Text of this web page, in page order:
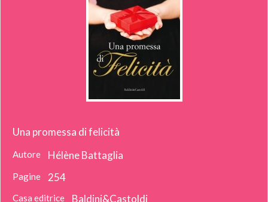
Una promessa di felicità
Autore Hélène Battaglia
Pagine 254
Casa editrice Baldini&Castoldi